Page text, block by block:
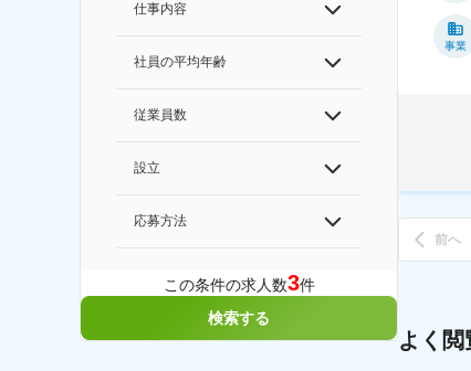
仕事内容
社員の平均年齢
従業員数
設立
応募方法
この条件の求人数3件
検索する
事業
前へ
よく閲